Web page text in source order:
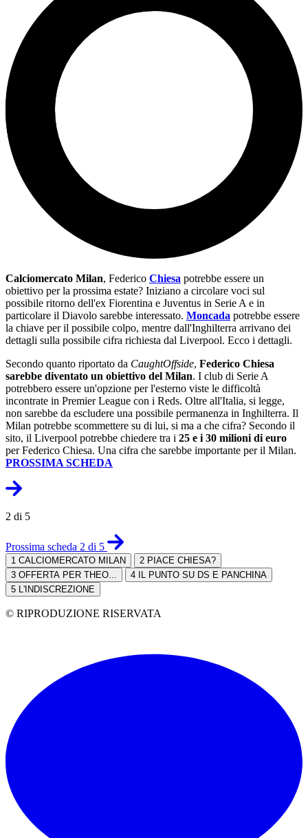
Calciomercato Milan, Federico Chiesa potrebbe essere un
obiettivo per la prossima estate? Iniziano a circolare voci sul
possibile ritorno dell'ex Fiorentina e Juventus in Serie A e in
particolare il Diavolo sarebbe interessato. Moncada potrebbe essere
la chiave per il possibile colpo, mentre dall'Inghilterra arrivano dei
dettagli sulla possibile cifra richiesta dal Liverpool. Ecco i dettagli.
Secondo quanto riportato da CaughtOffside, Federico Chiesa
sarebbe diventato un obiettivo del Milan. I club di Serie A
potrebbero essere un'opzione per l'esterno viste le difficoltà
incontrate in Premier League con i Reds. Oltre all'Italia, si legge,
non sarebbe da escludere una possibile permanenza in Inghilterra. Il
Milan potrebbe scommettere su di lui, si ma a che cifra? Secondo il
sito, il Liverpool potrebbe chiedere tra i 25 e i 30 milioni di euro
per Federico Chiesa. Una cifra che sarebbe importante per il Milan.
PROSSIMA SCHEDA
2 di 5
Prossima scheda 2 di 5
1 CALCIOMERCATO MILAN 2 PIACE CHIESA?
3 OFFERTA PER THEO... 4
IL PUNTO SU DS E PANCHINA
5
L'INDISCREZIONE
© RIPRODUZIONE RISERVATA